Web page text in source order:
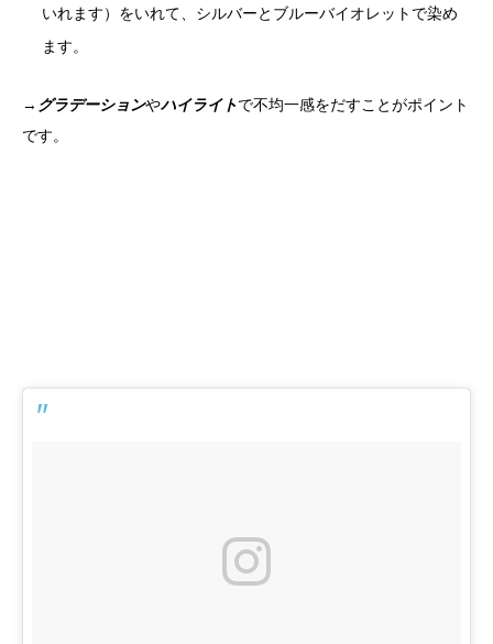
いれます）をいれて、シルバーとブルーバイオレットで染め
ます。
→ グラデーションやハイライトで不均一感をだすことがポイント
です。